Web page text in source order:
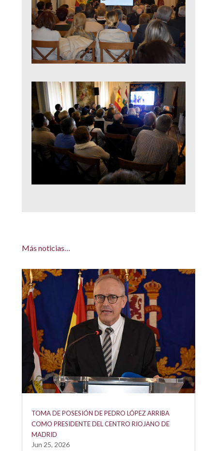
Más noticias…
TOMA DE POSESIÓN DE PEDRO LÓPEZ ARRIBA
COMO PRESIDENTE DEL CENTRO RIOJANO DE
MADRID
Jun 25, 2026